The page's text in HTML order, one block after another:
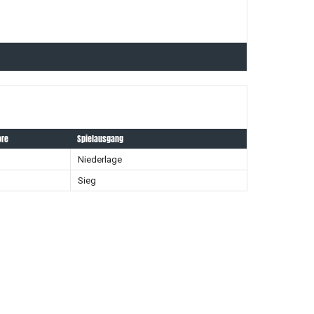
Spielausgang
Niederlage
Sieg